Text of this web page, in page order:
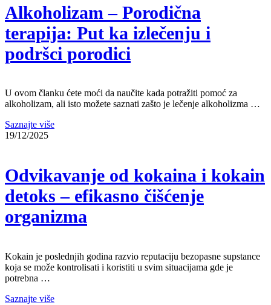
Alkoholizam – Porodična
terapija: Put ka izlečenju i
podršci porodici
U ovom članku ćete moći da naučite kada potražiti pomoć za
alkoholizam, ali isto možete saznati zašto je lečenje alkoholizma …
Saznajte više
19/12/2025
Odvikavanje od kokaina i kokain
detoks – efikasno čišćenje
organizma
Kokain je poslednjih godina razvio reputaciju bezopasne supstance
koja se može kontrolisati i koristiti u svim situacijama gde je
potrebna …
Saznajte više